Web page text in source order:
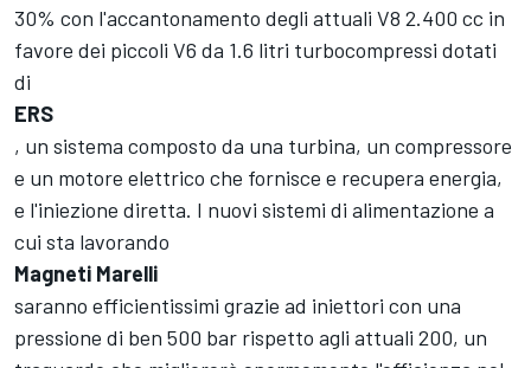
30% con l'accantonamento degli attuali V8 2.400 cc in
favore dei piccoli V6 da 1.6 litri turbocompressi dotati
di
ERS
, un sistema composto da una turbina, un compressore
e un motore elettrico che fornisce e recupera energia,
e l'iniezione diretta. I nuovi sistemi di alimentazione a
cui sta lavorando
Magneti Marelli
saranno efficientissimi grazie ad iniettori con una
pressione di ben 500 bar rispetto agli attuali 200, un